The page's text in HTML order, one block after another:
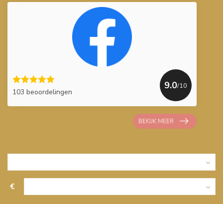
103 beoordelingen
9.0/10
BEKIJK MEER
€